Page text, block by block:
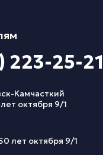
223-25-21
Камчасткий
октября 9/1
лет октября 9/1